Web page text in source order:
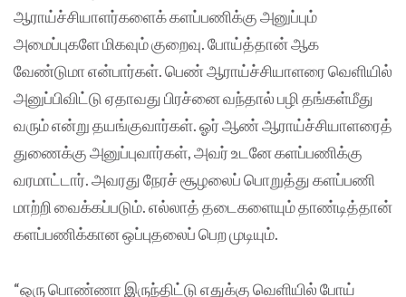
ஆராய்ச்சியாளர்களைக் களப்பணிக்கு அனுப்பும்
அமைப்புகளே மிகவும் குறைவு. போய்த்தான் ஆக
வேண்டுமா என்பார்கள். பெண் ஆராய்ச்சியாளரை வெளியில்
அனுப்பிவிட்டு ஏதாவது பிரச்னை வந்தால் பழி தங்கள்மீது
வரும் என்று தயங்குவார்கள். ஓர் ஆண் ஆராய்ச்சியாளரைத்
துணைக்கு அனுப்புவார்கள், அவர் உடனே களப்பணிக்கு
வரமாட்டார். அவரது நேரச் சூழலைப் பொறுத்து களப்பணி
மாற்றி வைக்கப்படும். எல்லாத் தடைகளையும் தாண்டித்தான்
களப்பணிக்கான ஒப்புதலைப் பெற முடியும்.
“ஒரு பொண்ணா இருந்திட்டு எதுக்கு வெளியில் போய்